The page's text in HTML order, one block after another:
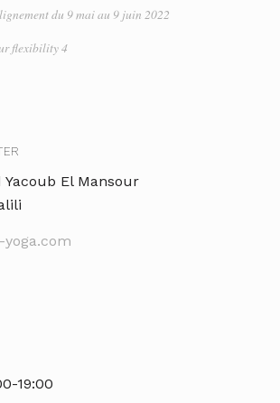
du 9 mai au 9 juin 2022
flexibility 4
Yacoub El Mansour
19:00